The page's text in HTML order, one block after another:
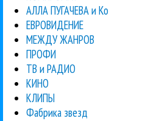
АЛЛА ПУГАЧЕВА и Ко
ЕВРОВИДЕНИЕ
МЕЖДУ ЖАНРОВ
ПРОФИ
ТВ и РАДИО
КИНО
КЛИПЫ
Фабрика звезд